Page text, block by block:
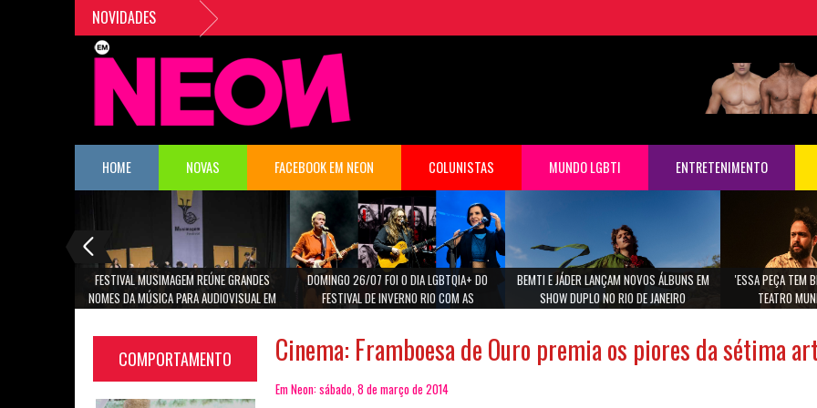
NOVIDADES Festival
HOME NOVAS FACEBOOK EM NEON COLUNISTAS MUNDO LGBTI ENTRETENIMENTO
FESTIVAL MUSIMAGEM REÚNE GRANDES
NOMES DA MÚSICA PARA AUDIOVISUAL EM
DOMINGO 26/07 FOI O DIA LGBTQIA+ DO
FESTIVAL DE INVERNO RIO COM AS
CAROLINA.
BEMTI E JÁDER LANÇAM NOVOS ÁLBUNS EM
SHOW DUPLO NO RIO DE JANEIRO
'ESSA PEÇA TEM
TEATRO
COMPORTAMENTO Cinema: Framboesa de Ouro premia os piores da sétima
Em Neon: sábado, 8 de março de 2014